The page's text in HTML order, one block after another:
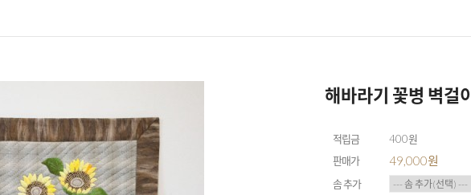
해바라기 꽃병 벽걸이
적립금
400원
판매가
49,000원
솜 추가